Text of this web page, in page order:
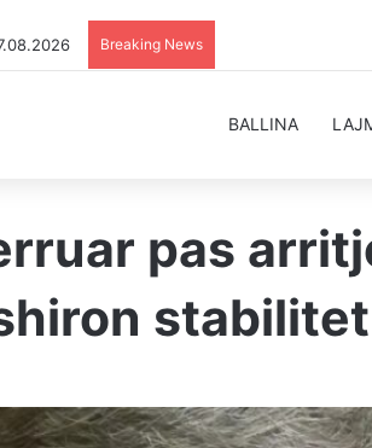
Breaking News
BALLINA
pas